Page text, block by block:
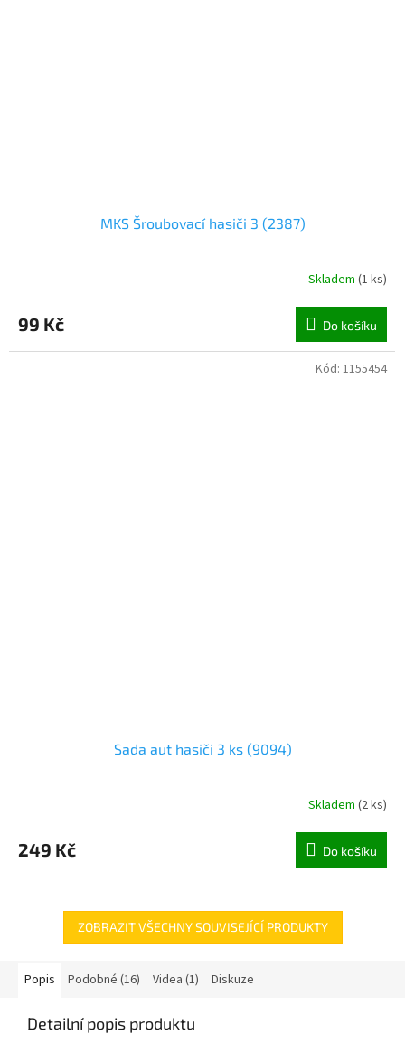
MKS Šroubovací hasiči 3 (2387)
Skladem (1 ks)
99 Kč Do košíku
Sada aut hasiči 3 ks (9094)
Skladem (2 ks)
249 Kč Do košíku
Kód: 1155454
ZOBRAZIT VŠECHNY SOUVISEJÍCÍ PRODUKTY
Popis Podobné (16) Videa (1) Diskuze
Detailní popis produktu